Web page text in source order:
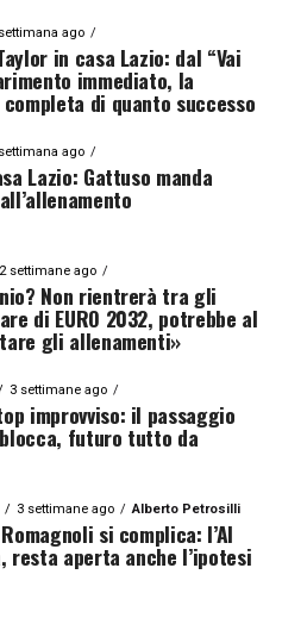
ago
in casa Lazio: dal “Vai
immediato, la
di quanto successo
ago
Lazio: Gattuso manda
2 settimane ago
Non rientrerà tra gli
di EURO 2032, potrebbe al
gli allenamenti»
3 settimane ago
improvviso: il passaggio
blocca, futuro tutto da
3 settimane ago Alberto Petrosilli
si complica: l’Al
resta aperta anche l’ipotesi